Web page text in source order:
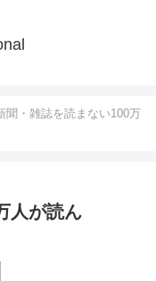
聞・雑誌を読まない100万
人が読ん